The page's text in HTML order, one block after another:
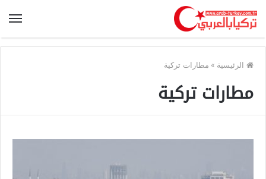
الرئيسية » مطارات تركية
مطارات تركية